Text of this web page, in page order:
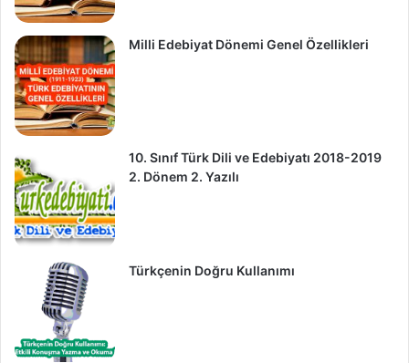
Milli Edebiyat Dönemi Genel Özellikleri
10. Sınıf Türk Dili ve Edebiyatı 2018-2019
2. Dönem 2. Yazılı
Türkçenin Doğru Kullanımı